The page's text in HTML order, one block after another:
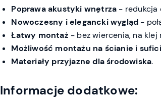
Poprawa akustyki wnętrza - redukcja
Nowoczesny i elegancki wygląd -
Łatwy montaż - bez wiercenia, na klej
Możliwość montażu na ścianie i
Materiały przyjazne dla środowiska.
Informacje dodatkowe: